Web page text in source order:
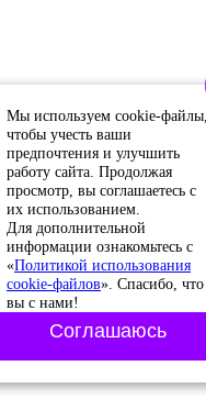
Мы используем cookie-файлы,
чтобы учесть ваши
предпочтения и улучшить
работу сайта. Продолжая
просмотр, вы соглашаетесь с
их использованием.
Для дополнительной
информации ознакомьтесь с
«Политикой использования
cookie-файлов». Спасибо, что
вы с нами!
Соглашаюсь